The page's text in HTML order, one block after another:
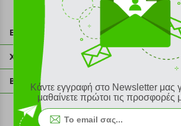
Επικοινωνία
211 2000 700
info@plus4u.gr
Χρήσιμες πληροφορίες
Η εταιρία
Σημεία παραλαβής
Ευκαιρίες καριέρας
Βοήθεια
Εξέλιξη παραγγελίας
Τρόποι παραγγελίας©2026 Plus4u.gr
Κάντε εγγραφή στο Newsletter μας
μαθαίνετε πρώτοι τις προσφορές